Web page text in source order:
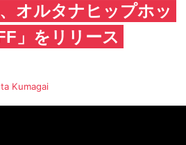
オルタナヒップホッ
」をリリース
Kumagai